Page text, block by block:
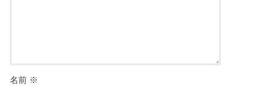
名前 ※